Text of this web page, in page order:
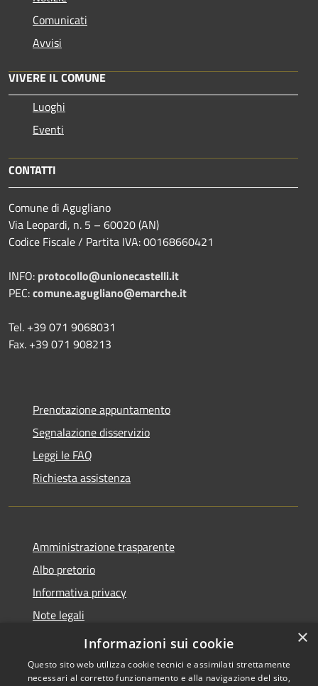
Comunicati
Avvisi
VIVERE IL COMUNE
Luoghi
Eventi
CONTATTI
Comune di Agugliano
Via Leopardi, n. 5 – 60020 (AN)
Codice Fiscale / Partita IVA: 00168660421
INFO: protocollo@unionecastelli.it
PEC:comune.agugliano@emarche.it
Tel. +39 071 9068031
Fax. +39 071 908213
Prenotazione appuntamento
Segnalazione disservizio
Leggi le FAQ
Richiesta assistenza
Amministrazione trasparente
Albo pretorio
Informativa privacy
Note legali
Dichiarazione di accessibilità
×
Informazioni sui cookie
Questo sito web utilizza cookie tecnici e assimilati strettamente
necessari al corretto funzionamento e alla navigazione del sito,